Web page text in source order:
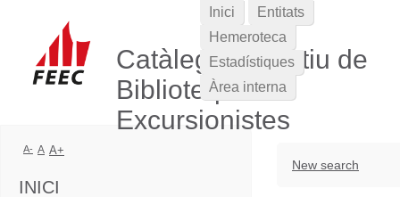
Catàleg Col·lectiu de
Biblioteques
Excursionistes
New search
Inici
Entitats
Hemeroteca
Estadístiques
Àrea interna
A- A A+
INICI